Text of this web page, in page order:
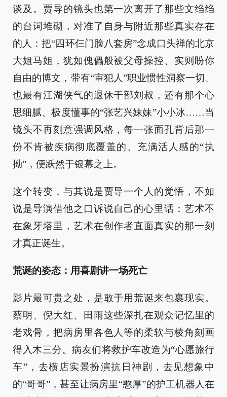
谈及。贾导的镜头也第一次离开了那些文绉绉
的台词堆砌，对准了自身与附近那些真实存在
的人：把“四环仨门脸八套房”念成口头禅的北京
大姐马姐，犹如傀儡般被父母操控、实则盼你
自由的博文，带有“审犯人”职业惯性洞察一切、
也最有江湖侠气的退休干部刘叔，还有那个心
思细腻、极度懂事的“张艺兴妹妹”小小冰……当
镜头不再刻意强调风格，每一张面孔背后那一
份不肯被疾病彻底覆盖的、充满活人感的“执
拗”，便跃然于银幕之上。
这个转变，与其说是贾导一个人的觉悟，不如
说是导演借他之口诉说自己的心里话：艺术不
在象牙塔里，艺术在创作者直面真实的那一刻
才真正诞生。
荒诞的姿态：用喜剧讲一场死亡
影片最可贵之处，是敢于用荒诞来包裹现实。
蔡明、倪大红、田雨这些深扎在观众记忆里的
老戏骨，把病房里各色人等的柔软与棱角刻画
得入木三分。病友们将救护车改造为“心愿旅行
车”，去横店实景扮演抗日神剧，去见想象中
的“哥哥”，甚至让病房里“憨厚”的护工机器人在